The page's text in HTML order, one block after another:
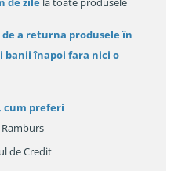
a returna produsele în
banii înapoi fara nici o
cum preferi
Ramburs
de Credit